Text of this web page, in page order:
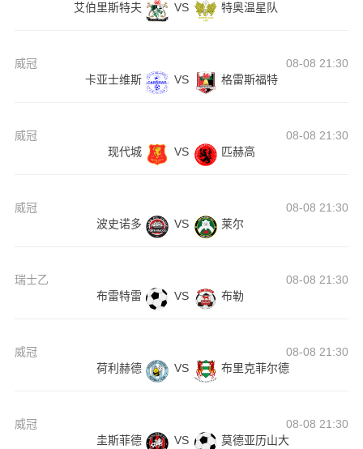
艾伯里斯特夫
VS 特奥温星队
威冠
08-08 21:30
卡亚士维斯
VS 格雷斯福特
威冠
08-08 21:30
现代城
VS 匹赫高
威冠
08-08 21:30
波史诺多
VS 莱尔
瑞士乙
08-08 21:30
布雷特雷
VS 布勒
威冠
08-08 21:30
荷利赫德
VS 布里克菲尔德
威冠
08-08 21:30
圭斯菲德
VS 莫德亚历山大